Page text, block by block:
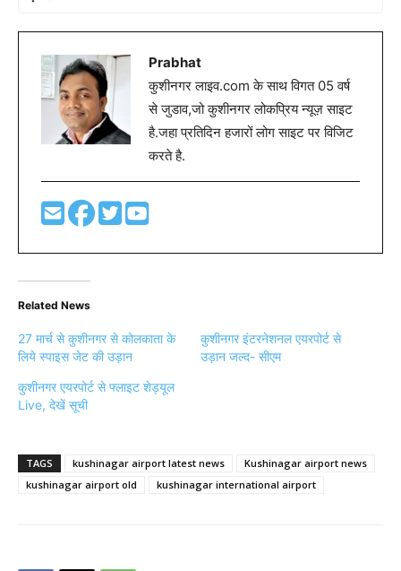
Prabhat
कुशीनगर लाइव.com के साथ विगत 05 वर्ष
से जुडाव,जो कुशीनगर लोकप्रिय न्यूज़ साइट
है.जहा प्रतिदिन हजारों लोग साइट पर विजिट
करते है.
Related News
27 मार्च से कुशीनगर से कोलकाता के
लिये स्पाइस जेट की उड़ान
कुशीनगर इंटरनेशनल एयरपोर्ट से
उड़ान जल्द- सीएम
कुशीनगर एयरपोर्ट से फ्लाइट शेड्यूल
Live, देखें सूची
TAGS kushinagar airport latest news
Kushinagar airport news
kushinagar airport old
kushinagar international airport